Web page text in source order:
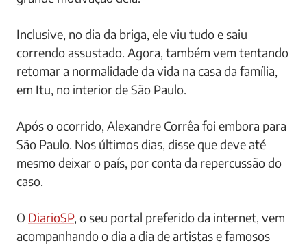
Inclusive, no dia da briga, ele viu tudo e saiu
correndo assustado. Agora, também vem tentando
retomar a normalidade da vida na casa da família,
em Itu, no interior de São Paulo.
Após o ocorrido, Alexandre Corrêa foi embora para
São Paulo. Nos últimos dias, disse que deve até
mesmo deixar o país, por conta da repercussão do
caso.
O DiarioSP, o seu portal preferido da internet, vem
acompanhando o dia a dia de artistas e famosos